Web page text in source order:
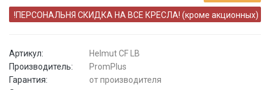
!ПЕРСОНАЛЬНЯ СКИДКА НА ВСЕ КРЕСЛА! (кроме акционных)
Артикул:
Helmut CF LB
Производитель:
PromPlus
Гарантия:
от производителя